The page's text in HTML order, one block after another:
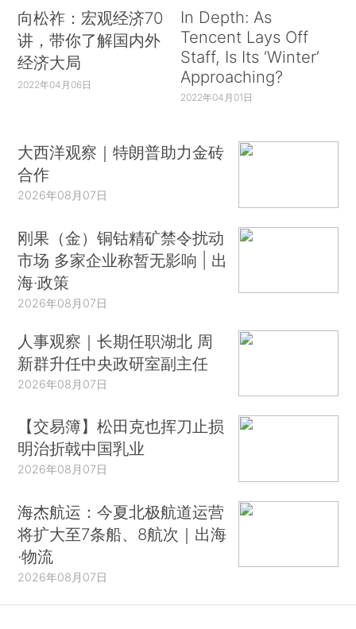
士提供了一笔竞选贿赂基金，同时为腐败的内部人
士提供了丰厚的报酬。（*6.What Is the Petrobras
Scandal that Is Engulfing Brazil?，FIN. TIMES，
Mar. 31，2016，https：//www. ft.
20多亿美元的直接腐败款项，（*7.Petrobras，
Annual Report on Form 20-F（2015），第30
页。）但分析人士估计，总损失远大于此。
在本文中，我们评估了与企业混合所有制相关
的治理挑战，并考察了各国针对上市国有企业的治
理方法，着眼于在关注国有企业改革的国家中形成
严谨的政策讨论。巴西就是一个关注国有企业改革
的国家，而上述危机已经促使私营部门和政府主动
采取措施，以恢复投资者和市场的信心。（*8.参见
第二节第5小节关于巴西的内容。）2015年9月，
方案（国家治理计划），为同意遵守最佳实践指引
的上市国有企业提供特别认证。2016年6月，巴西
颁布了关于国有企业的新法规，其中包含了许多特
殊的治理规定。
尽管对混合所有制公司而言，上市国有企业的
治理挑战都是共同的，但是各国应对这些挑战的方
法各式各样。在本文中，我们描述了上市国有企业
向松祚：宏观经济70
讲，带你了解国内外
经济大局
2022年04月06日
In Depth: As
Tencent Lays Off
Staff, Is Its ‘Winter’
Approaching?
2022年04月01日
大西洋观察｜特朗普助力金砖
合作
2026年08月07日
刚果（金）铜钴精矿禁令扰动
市场 多家企业称暂无影响 | 出
海·政策
2026年08月07日
人事观察｜长期任职湖北 周
新群升任中央政研室副主任
2026年08月07日
【交易簿】松田克也挥刀止损
明治折戟中国乳业
2026年08月07日
海杰航运：今夏北极航道运营
将扩大至7条船、8航次｜出海
·物流
2026年08月07日